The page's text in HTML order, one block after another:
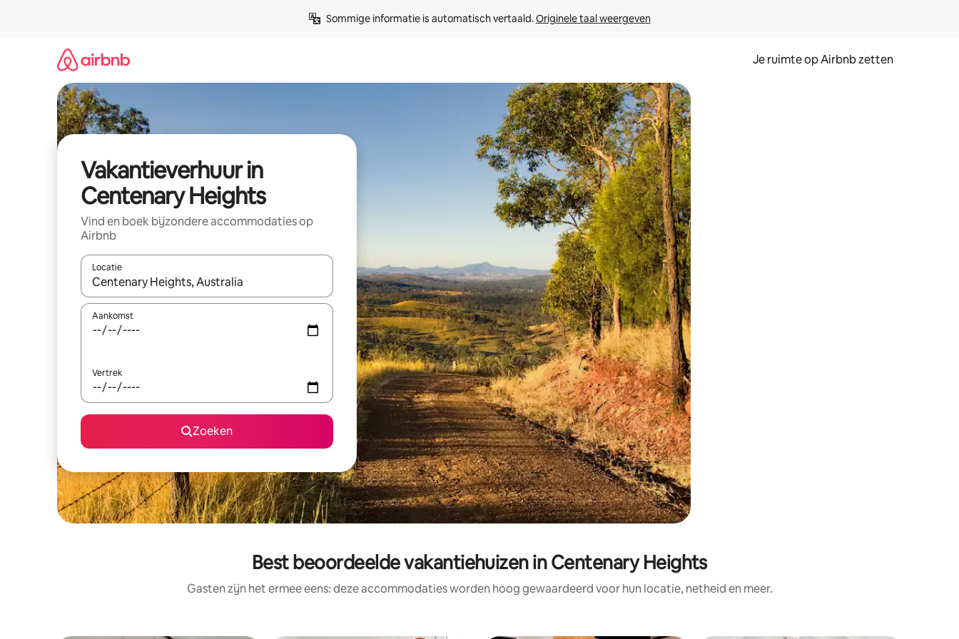
Sommige informatie is automatisch vertaald. Originele taal weergeven
Je ruimte op Airbnb zetten
Vakantieverhuur in
Centenary Heights
Vind en boek bijzondere accommodaties op
Airbnb
Locatie
Wanneer er suggesties beschikbaar zijn, maak je een keuze met je de pijltjestoetsen omhoog en omlaag, óf door te tikken of swipen.
Aankomst
Vertrek
Zoeken
Best beoordeelde vakantiehuizen in Centenary Heights
Gasten zijn het ermee eens: deze accommodaties worden hoog gewaardeerd voor hun locatie, netheid en meer.